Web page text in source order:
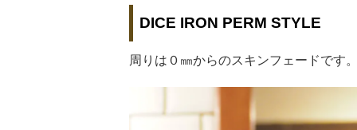
DICE IRON PERM STYLE
周りは０㎜からのスキンフェードです